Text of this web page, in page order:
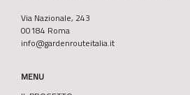
Via Nazionale, 243
00184 Roma
info@gardenrouteitalia.it
MENU